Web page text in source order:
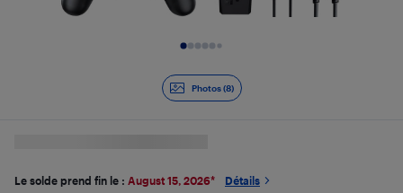
Photos (8)
Le solde prend fin le : August 15, 2026* Détails